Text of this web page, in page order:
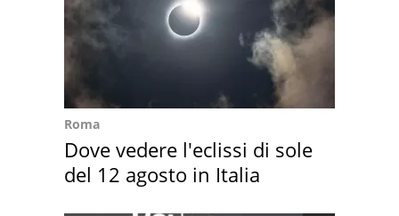
Roma
Dove vedere l'eclissi di sole
del 12 agosto in Italia